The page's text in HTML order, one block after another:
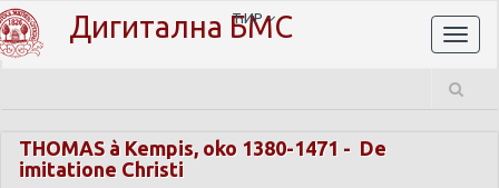
Дигитална БМС
ЋИР
THOMAS à Kempis, oko 1380-1471 - De
imitatione Christi